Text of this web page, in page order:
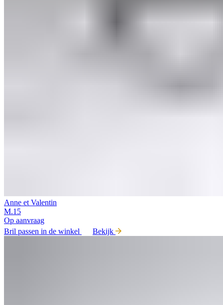
Anne et Valentin
M.15
Op aanvraag
Bril passen in de winkel
Bekijk